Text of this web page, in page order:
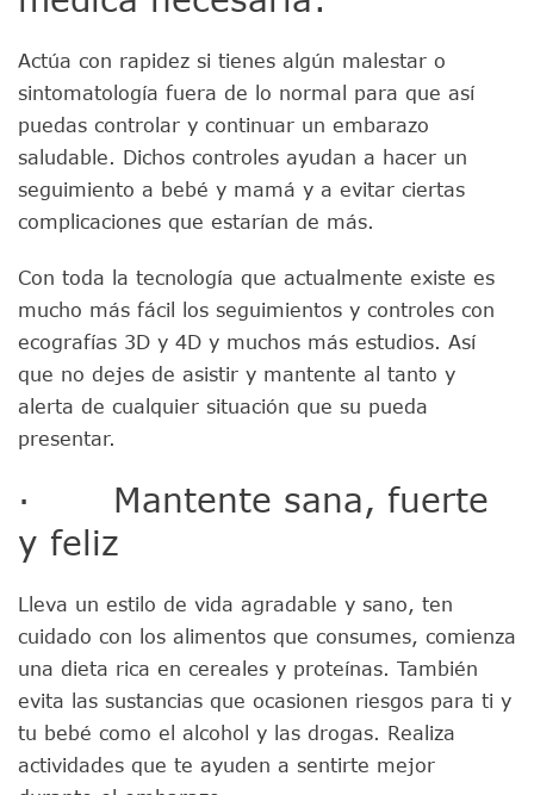
Actúa con rapidez si tienes algún malestar o
sintomatología fuera de lo normal para que así
puedas controlar y continuar un embarazo
saludable. Dichos controles ayudan a hacer un
seguimiento a bebé y mamá y a evitar ciertas
complicaciones que estarían de más.
Con toda la tecnología que actualmente existe es
mucho más fácil los seguimientos y controles con
ecografías 3D y 4D y muchos más estudios. Así
que no dejes de asistir y mantente al tanto y
alerta de cualquier situación que su pueda
presentar.
· Mantente sana, fuerte
y feliz
Lleva un estilo de vida agradable y sano, ten
cuidado con los alimentos que consumes, comienza
una dieta rica en cereales y proteínas. También
evita las sustancias que ocasionen riesgos para ti y
tu bebé como el alcohol y las drogas. Realiza
actividades que te ayuden a sentirte mejor